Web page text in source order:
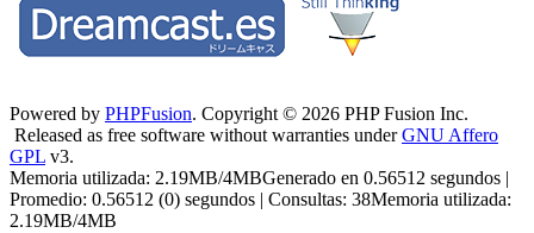
Powered by PHPFusion. Copyright © 2026 PHP Fusion Inc.
Released as free software without warranties underGNU Affero
GPL v3.
Memoria utilizada: 2.19MB/4MBGenerado en 0.56512 segundos |
Promedio: 0.56512 (0) segundos | Consultas: 38Memoria utilizada:
2.19MB/4MB